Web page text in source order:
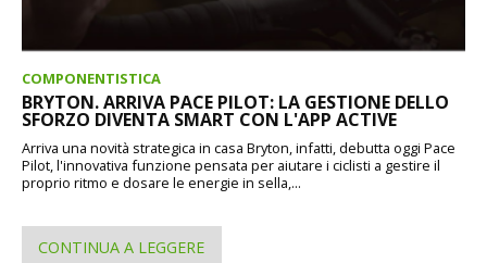
COMPONENTISTICA
BRYTON. ARRIVA PACE PILOT: LA GESTIONE DELLO
SFORZO DIVENTA SMART CON L'APP ACTIVE
Arriva una novità strategica in casa Bryton, infatti, debutta oggi Pace
Pilot, l'innovativa funzione pensata per aiutare i ciclisti a gestire il
proprio ritmo e dosare le energie in sella,...
CONTINUA A LEGGERE